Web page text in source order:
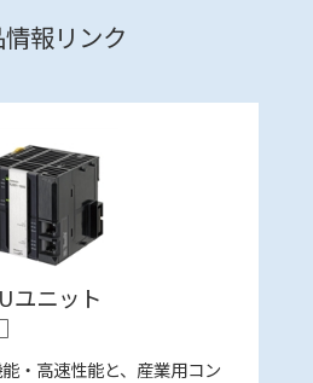
報リンク
ユニット
・高速性能と、産業用コン